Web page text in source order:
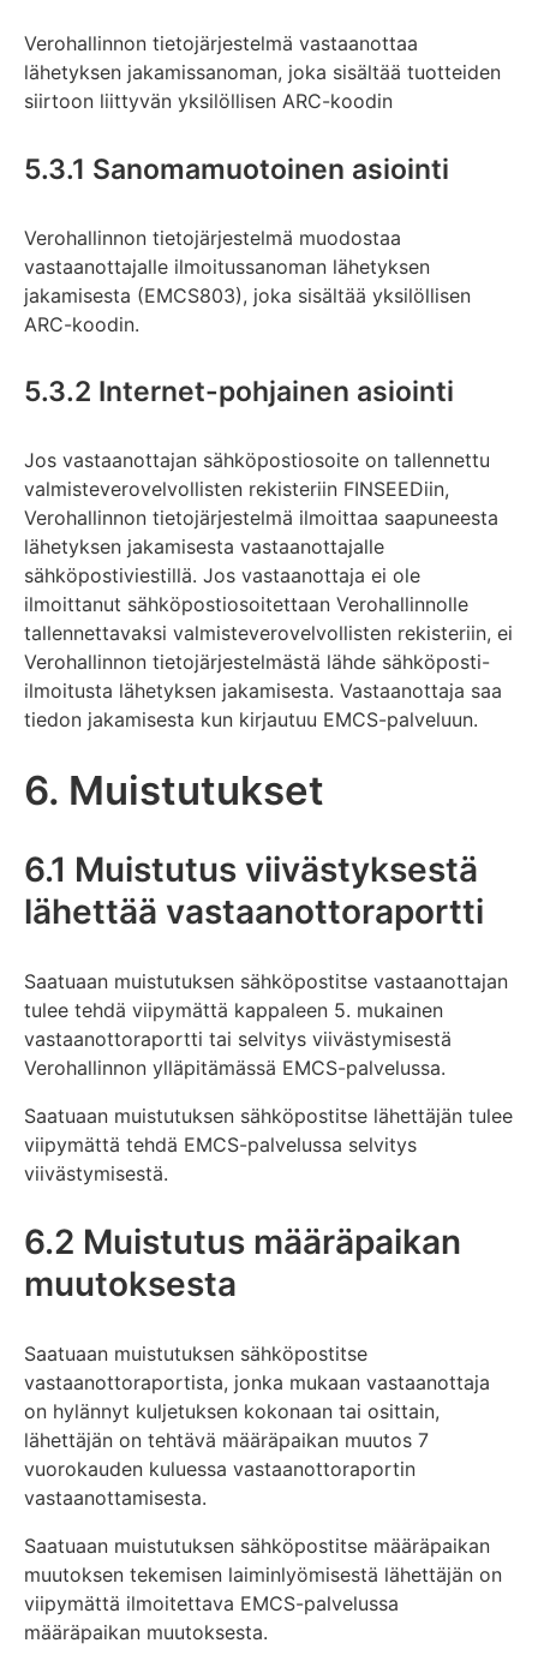
Verohallinnon tietojärjestelmä vastaanottaa
lähetyksen jakamissanoman, joka sisältää tuotteiden
siirtoon liittyvän yksilöllisen ARC-koodin
5.3.1 Sanomamuotoinen asiointi
Verohallinnon tietojärjestelmä muodostaa
vastaanottajalle ilmoitussanoman lähetyksen
jakamisesta (EMCS803), joka sisältää yksilöllisen
ARC-koodin.
5.3.2 Internet-pohjainen asiointi
Jos vastaanottajan sähköpostiosoite on tallennettu
valmisteverovelvollisten rekisteriin FINSEEDiin,
Verohallinnon tietojärjestelmä ilmoittaa saapuneesta
lähetyksen jakamisesta vastaanottajalle
sähköpostiviestillä. Jos vastaanottaja ei ole
ilmoittanut sähköpostiosoitettaan Verohallinnolle
tallennettavaksi valmisteverovelvollisten rekisteriin, ei
Verohallinnon tietojärjestelmästä lähde sähköposti-
ilmoitusta lähetyksen jakamisesta. Vastaanottaja saa
tiedon jakamisesta kun kirjautuu EMCS-palveluun.
6. Muistutukset
6.1 Muistutus viivästyksestä
lähettää vastaanottoraportti
Saatuaan muistutuksen sähköpostitse vastaanottajan
tulee tehdä viipymättä kappaleen 5. mukainen
vastaanottoraportti tai selvitys viivästymisestä
Verohallinnon ylläpitämässä EMCS-palvelussa.
Saatuaan muistutuksen sähköpostitse lähettäjän tulee
viipymättä tehdä EMCS-palvelussa selvitys
viivästymisestä.
6.2 Muistutus määräpaikan
muutoksesta
Saatuaan muistutuksen sähköpostitse
vastaanottoraportista, jonka mukaan vastaanottaja
on hylännyt kuljetuksen kokonaan tai osittain,
lähettäjän on tehtävä määräpaikan muutos 7
vuorokauden kuluessa vastaanottoraportin
vastaanottamisesta.
Saatuaan muistutuksen sähköpostitse määräpaikan
muutoksen tekemisen laiminlyömisestä lähettäjän on
viipymättä ilmoitettava EMCS-palvelussa
määräpaikan muutoksesta.